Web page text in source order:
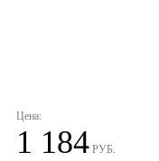
Цена:
1 184 РУБ.